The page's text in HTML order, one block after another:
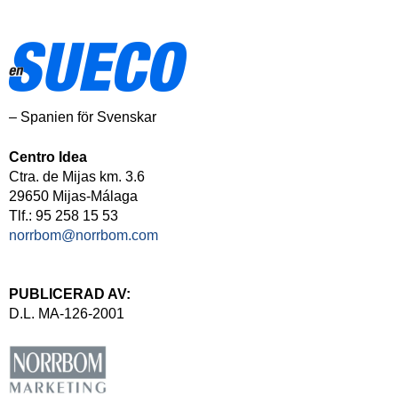
– Spanien för Svenskar
Centro Idea
Ctra. de Mijas km. 3.6
29650 Mijas-Málaga
Tlf.: 95 258 15 53
norrbom@norrbom.com
PUBLICERAD AV:
D.L. MA-126-2001